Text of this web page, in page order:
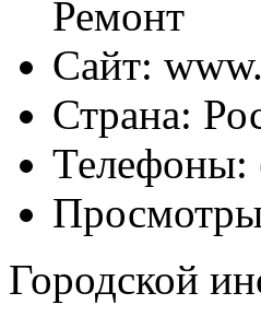
Ремонт
Сайт:
Страна:
Телефоны:
Городской